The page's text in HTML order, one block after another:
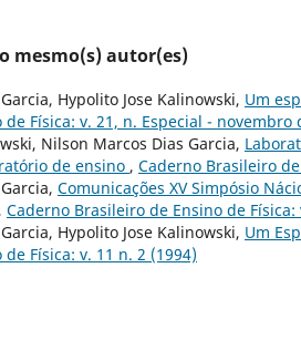
mesmo(s) autor(es)
Hypolito Jose Kalinowski, Um
Física: v. 21, n. Especial - novembro
Nilson Marcos Dias Garcia,
de ensino , Caderno Brasileiro
Comunicações XV Simpósio
, Caderno Brasileiro de Ensino de Física:
Hypolito Jose Kalinowski, Um
Física: v. 11 n. 2 (1994)